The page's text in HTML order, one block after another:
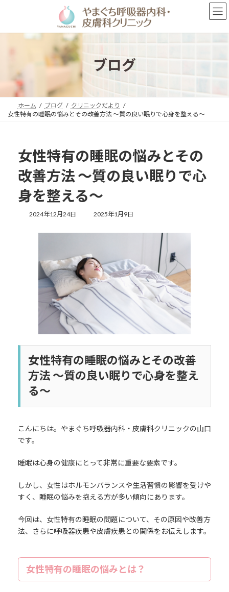
ン
プ
ー
動
ブログ
ホーム ブログ
クリニックだより
女性特有の睡眠の悩みとその改善方法 ～質の良い眠りで心身を整える～
女性特有の睡眠の悩みとその
改善方法 ～質の良い眠りで心
身を整える～
2024年12月24日
最
更
時
:
2025年1月9日
女性特有の睡眠の悩みとその改善
方法 ～質の良い眠りで心身を整え
る～
こんにちは。やまぐち呼吸器内科・皮膚科クリニックの山口
です。
睡眠は心身の健康にとって非常に重要な要素です。
しかし、女性はホルモンバランスや生活習慣の影響を受けや
すく、睡眠の悩みを抱える方が多い傾向にあります。
今回は、女性特有の睡眠の問題について、その原因や改善方
法、さらに呼吸器疾患や皮膚疾患との関係をお伝えします。
女性特有の睡眠の悩みとは？